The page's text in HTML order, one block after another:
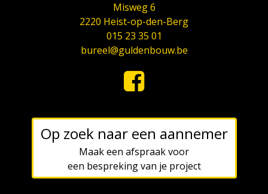
Misweg 6
2220 Heist-op-den-Berg
015 23 35 01
bureel@guldenbouw.be
Op zoek naar een aannemer
Maak een afspraak voor
een bespreking van je project